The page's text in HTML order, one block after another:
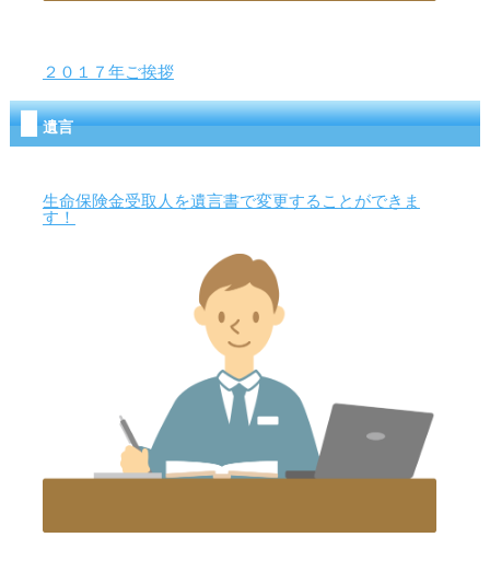
２０１７年ご挨拶
遺言
生命保険金受取人を遺言書で変更することができま
す！